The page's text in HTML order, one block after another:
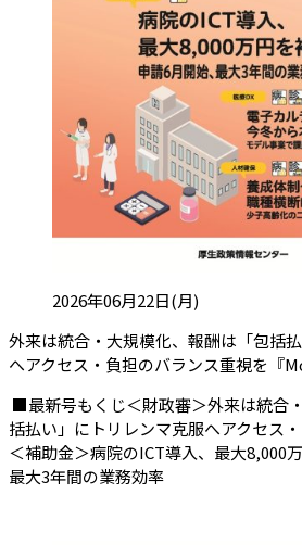
投稿日:2026年06月22日(月)
外来は統合・大規模化、報酬は「包括
へアクセス・負担のバランス重視を『
■最新号もくじ＜財政審＞外来は統合
括払い」にトリレンマ克服へアクセス
＜補助金＞病院のICT導入、最大8,000
最大3年間の業務効率